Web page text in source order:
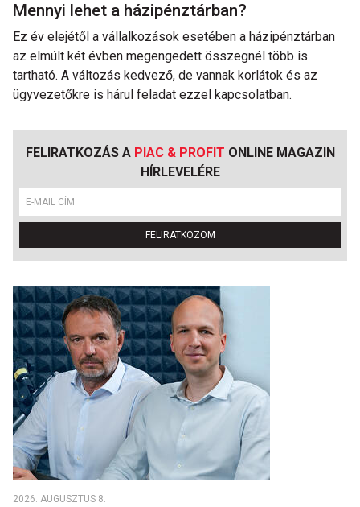
Mennyi lehet a házipénztárban?
Ez év elejétől a vállalkozások esetében a házipénztárban
az elmúlt két évben megengedett összegnél több is
tartható. A változás kedvező, de vannak korlátok és az
ügyvezetőkre is hárul feladat ezzel kapcsolatban.
FELIRATKOZÁS A PIAC & PROFIT ONLINE MAGAZIN
HÍRLEVELÉRE
FELIRATKOZOM
2026. AUGUSZTUS 8.